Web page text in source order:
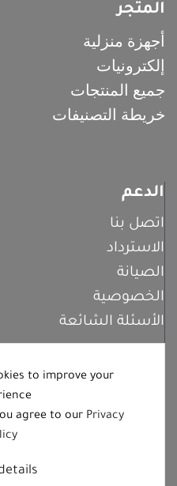
to improve your
agree to our Privacy
المتجر
أجهزة منزلية
إلكترونيات
جميع المنتجات
خريطة التصنيفات
الدعم
اتصل بنا
الاسترداد
الصيانة
الخصوصية
الأسئلة الشائعة
تابعنا على منصات